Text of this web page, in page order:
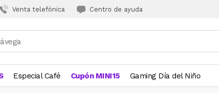
Venta telefónica Centro de ayuda
Especial Café Cupón MINI15 Gaming Día del Niño